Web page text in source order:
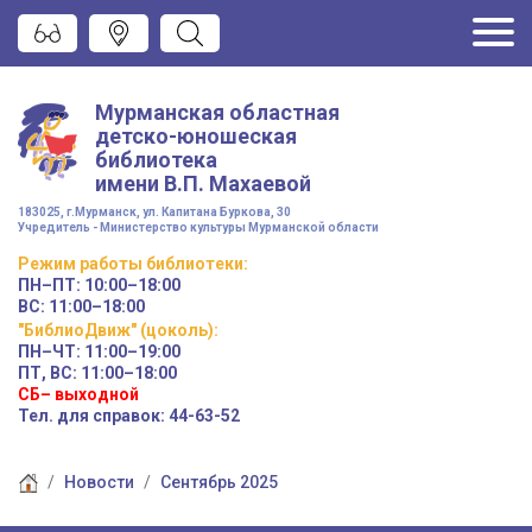
Мурманская областная
детско-юношеская
библиотека
имени В.П. Махаевой
183025, г.Мурманск, ул. Капитана Буркова, 30
Учредитель - Министерство культуры Мурманской области
Режим работы библиотеки:
ПН–ПТ: 10:00–18:00
ВС: 11:00–18:00
"БиблиоДвиж" (цоколь):
ПН–ЧТ: 11:00–19:00
ПТ, ВС: 11:00–18:00
СБ– выходной
Тел. для справок: 44-63-52
Новости Сентябрь 2025